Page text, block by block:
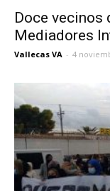
Doce vecinos
Mediadores
Vallecas VA - 4